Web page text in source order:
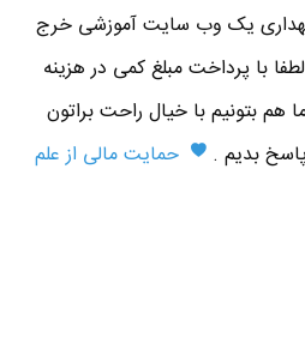
یک وب سایت آموزشی خرج
با پرداخت مبلغ کمی در هزینه
بتونیم با خیال راحت براتون
بدیم .
حمایت مالی از علم